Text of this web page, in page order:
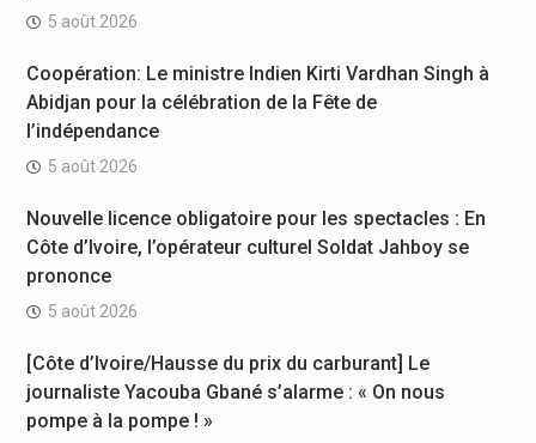
5 août 2026
Coopération: Le ministre Indien Kirti Vardhan Singh à
Abidjan pour la célébration de la Fête de
l’indépendance
5 août 2026
Nouvelle licence obligatoire pour les spectacles : En
Côte d’Ivoire, l’opérateur culturel Soldat Jahboy se
prononce
5 août 2026
[Côte d’Ivoire/Hausse du prix du carburant] Le
journaliste Yacouba Gbané s’alarme : « On nous
pompe à la pompe ! »